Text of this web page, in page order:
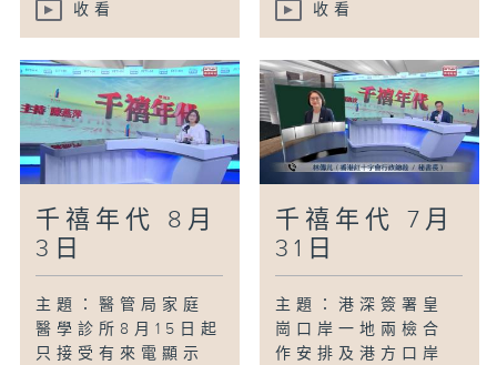
收看 收看
千禧年代 8月
3日
主題：醫管局家庭
醫學診所8月15日起
只接受有來電顯示
千禧年代 7月
31日
主題：港深簽署皇
崗口岸一地兩檢合
作安排及港方口岸